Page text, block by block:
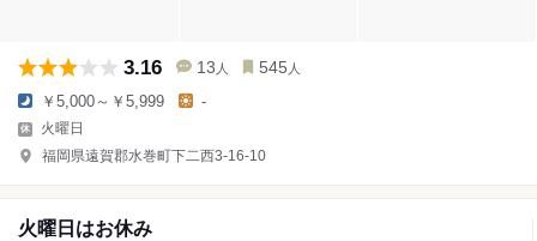
3.16 13 人 545 人
￥5,000～￥5,999 -
火曜日
福岡県遠賀郡水巻町下二西3-16-10
火曜日はお休み